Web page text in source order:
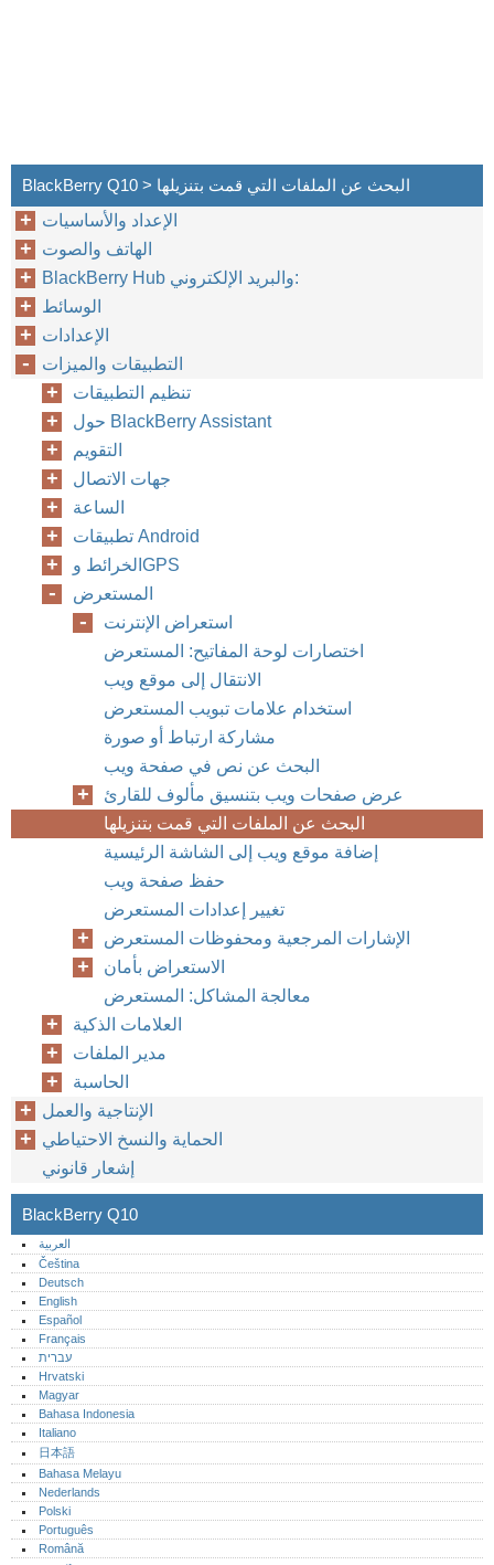
BlackBerry Q10 > البحث عن الملفات التي قمت بتنزيلها
الإعداد والأساسيات
الهاتف والصوت
BlackBerry Hub والبريد الإلكتروني:
الوسائط
الإعدادات
التطبيقات والميزات
تنظيم التطبيقات
حول BlackBerry Assistant
التقويم
جهات الاتصال
الساعة
تطبيقات Android
الخرائط وGPS
المستعرض
استعراض الإنترنت
اختصارات لوحة المفاتيح: المستعرض
الانتقال إلى موقع ويب
استخدام علامات تبويب المستعرض
مشاركة ارتباط أو صورة
البحث عن نص في صفحة ويب
عرض صفحات ويب بتنسيق مألوف للقارئ
البحث عن الملفات التي قمت بتنزيلها
إضافة موقع ويب إلى الشاشة الرئيسية
حفظ صفحة ويب
تغيير إعدادات المستعرض
الإشارات المرجعية ومحفوظات المستعرض
الاستعراض بأمان
معالجة المشاكل: المستعرض
العلامات الذكية
مدير الملفات
الحاسبة
الإنتاجية والعمل
الحماية والنسخ الاحتياطي
إشعار قانوني
BlackBerry Q10
العربية
Čeština
Deutsch
English
Español
Français
עברית
Hrvatski
Magyar
Bahasa Indonesia
Italiano
日本語
Bahasa Melayu
Nederlands
Polski
Português‎
Română